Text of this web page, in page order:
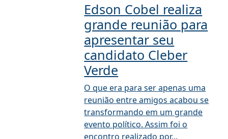
Edson Cobel realiza
grande reunião para
apresentar seu
candidato Cleber
Verde
O que era para ser apenas uma
reunião entre amigos acabou se
transformando em um grande
evento político. Assim foi o
encontro realizado por...